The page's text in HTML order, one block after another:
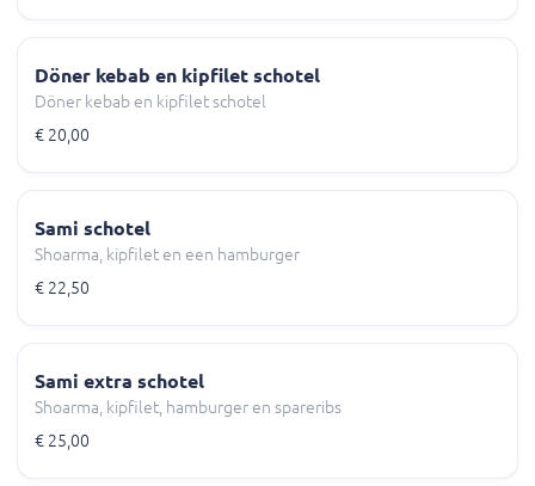
Döner kebab en kipfilet schotel
Döner kebab en kipfilet schotel
€ 20,00
Sami schotel
Shoarma, kipfilet en een hamburger
€ 22,50
Sami extra schotel
Shoarma, kipfilet, hamburger en spareribs
€ 25,00